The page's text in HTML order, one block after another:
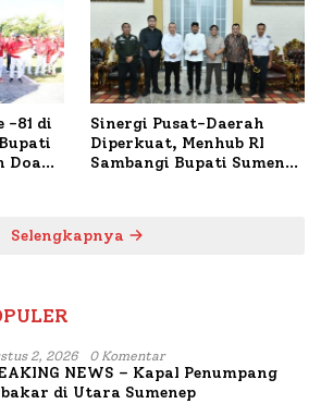
-81 di
Doa
Sinergi Pusat-Daerah
Diperkuat, Menhub RI
Sambangi Bupati Sumenep
Selengkapnya
2, 2026 0 Komentar
NEWS – Kapal Penumpang
di Utara Sumenep